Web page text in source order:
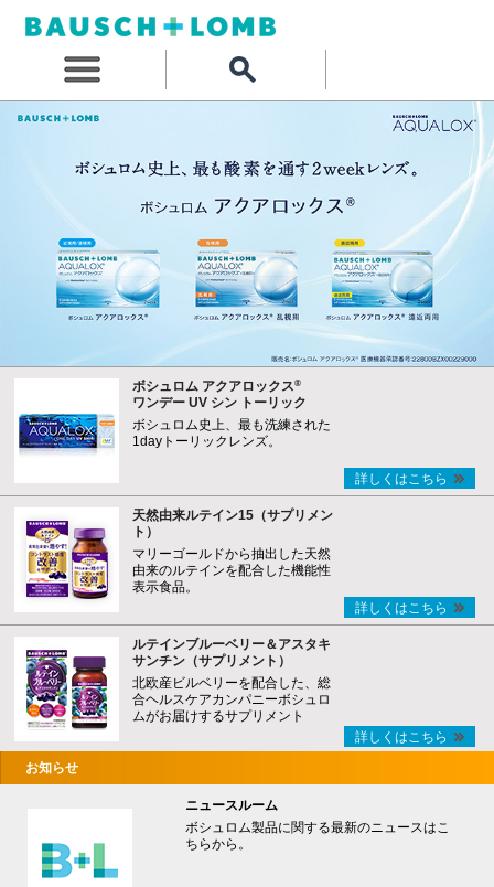
ボシュロム アクアロックス®
ワンデー UV シン トーリック
ボシュロム史上、最も洗練された
1dayトーリックレンズ。
詳しくはこちら
天然由来ルテイン15（サプリメン
ト）
マリーゴールドから抽出した天然
由来のルテインを配合した機能性
表示食品。
詳しくはこちら
ルテインブルーベリー＆アスタキ
サンチン（サプリメント）
北欧産ビルベリーを配合した、総
合ヘルスケアカンパニーボシュロ
ムがお届けするサプリメント
詳しくはこちら
お知らせ
ニュースルーム
ボシュロム製品に関する最新のニュースはこ
ちらから。